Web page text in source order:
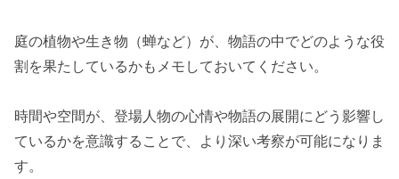
庭の植物や生き物（蝉など）が、物語の中でどのような役
割を果たしているかもメモしておいてください。
時間や空間が、登場人物の心情や物語の展開にどう影響し
ているかを意識することで、より深い考察が可能になりま
す。